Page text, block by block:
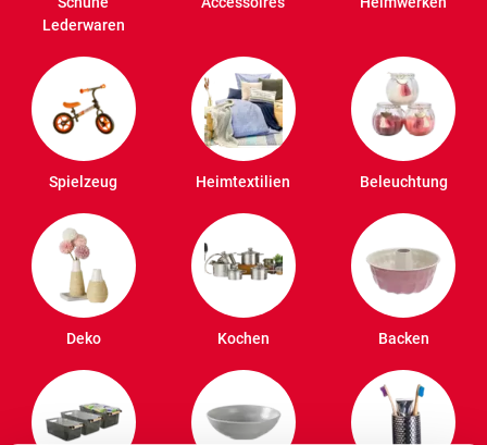
Lederwaren
Spielzeug Heimtextilien Beleuchtung
Deko Kochen Backen